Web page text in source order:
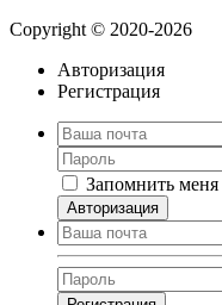
Copyright © 2020-2026
Авторизация
Регистрация
Запомнить меня
Авторизация